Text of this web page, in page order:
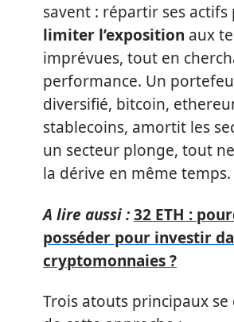
savent : répartir ses
limiter l’exposition aux
imprévues, tout en
performance. Un
diversifié, bitcoin,
stablecoins, amortit les
un secteur plonge, tout
la dérive en même temps.
A lire aussi :32 ETH :
posséder pour investir
cryptomonnaies ?
Trois atouts principaux